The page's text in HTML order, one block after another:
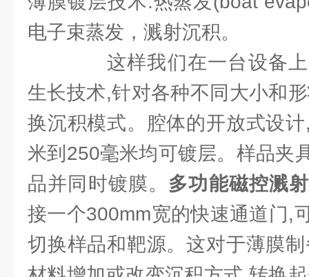
电子束蒸发，溅射沉积。
这样我们在一台设备上
生长技术,针对各种不同大小和
换沉积模式。腔体的开放式设
米到250毫米均可镀层。样品夹
品并同时镀膜。 多功能磁控溅
接一个300mm宽的快速通道门,
切换样品和靶源。这对于薄膜